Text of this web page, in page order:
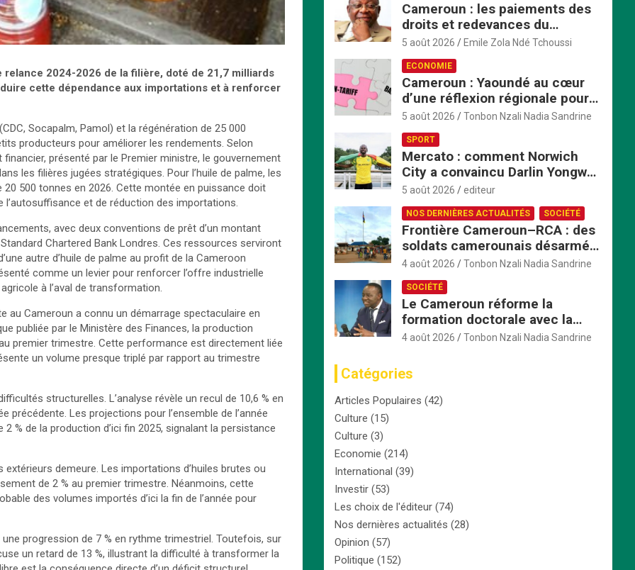
relance 2024-2026 de la filière, doté de 21,7 milliards
cette dépendance aux importations et à renforcer
Socapalm, Pamol) et la régénération de 25 000
producteurs pour améliorer les rendements. Selon
présenté par le Premier ministre, le gouvernement
les filières jugées stratégiques. Pour l’huile de palme, les
500 tonnes en 2026. Cette montée en puissance doit
et de réduction des importations.
avec deux conventions de prêt d’un montant
Chartered Bank Londres. Ces ressources serviront
autre d’huile de palme au profit de la Cameroon
comme un levier pour renforcer l’offre industrielle
à l’aval de transformation.
au Cameroun a connu un démarrage spectaculaire en
publiée par le Ministère des Finances, la production
premier trimestre. Cette performance est directement liée
un volume presque triplé par rapport au trimestre
structurelles. L’analyse révèle un recul de 10,6 % en
précédente. Les projections pour l’ensemble de l’année
% de la production d’ici fin 2025, signalant la persistance
demeure. Les importations d’huiles brutes ou
de 2 % au premier trimestre. Néanmoins, cette
des volumes importés d’ici la fin de l’année pour
progression de 7 % en rythme trimestriel. Toutefois, sur
un retard de 13 %, illustrant la difficulté à transformer la
h
e
Cameroun : les paiements des
droits et redevances du
ministère du Commerce
passent exclusivement par
TresorPay
5 août 2026 Emile Zola Ndé Tchoussi
ECONOMIE
Cameroun : Yaoundé au cœur
d’une réflexion régionale pour
accélérer la mise en œuvre de
la ZLECAf en Afrique centrale
5 août 2026 Tonbon Nzali Nadia Sandrine
SPORT
Mercato : comment Norwich
City a convaincu Darlin Yongwa
avec une offre irrésistible
5 août 2026 editeur
NOS DERNIÈRES ACTUALITÉS SOCIÉTÉ
Frontière Cameroun–RCA : des
soldats camerounais désarmés
par les FACA, la tension monte
4 août 2026 Tonbon Nzali Nadia Sandrine
SOCIÉTÉ
Le Cameroun réforme la
formation doctorale avec la
création d’une Commission
4 août 2026 Tonbon Nzali Nadia Sandrine
Catégories
Articles Populaires (42)
Culture (15)
Culture (3)
Economie (214)
International (39)
Investir (53)
Les choix de l'éditeur (74)
Nos dernières actualités (28)
Opinion (57)
Politique (152)